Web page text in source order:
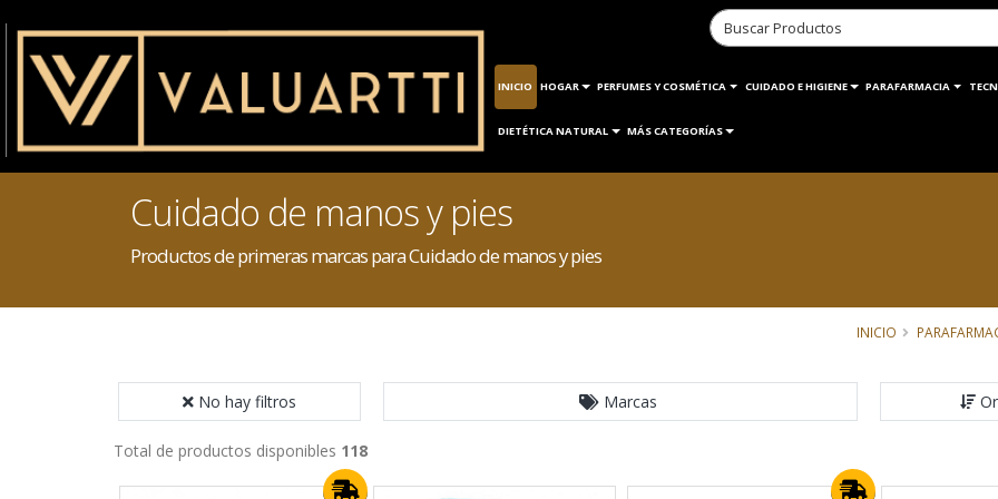
INICIO HOGAR PERFUMES Y COSMÉTICA CUIDADO E HIGIENE PARAFARMACIA
DIETÉTICA NATURAL MÁS CATEGORÍAS
Cuidado de manos y pies
Productos de primeras marcas para Cuidado de manos y pies
INICIO
No hay filtros Marcas
Total de productos disponibles 118